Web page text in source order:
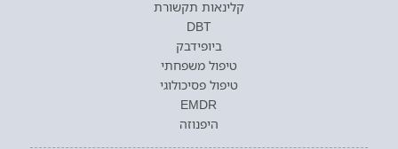
קלינאות תקשורת
DBT
ביופידבק
טיפול משפחתי
טיפול פסיכולוגי
EMDR
היפנוזה